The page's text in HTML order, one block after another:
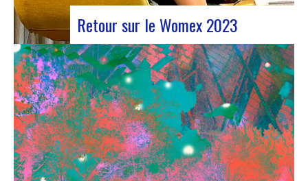
Retour sur le Womex 2023
Judyth lors de la discussion « Coopération pour
une circulation artistique durable »Du 25 au 29
octobre 2023, Coruña a été le théâtre de la 29e
édition du World Music Expo, plus connu sous le
nom de Womex. Cet événement incontournable a
réuni des musiciens, des professionnels…